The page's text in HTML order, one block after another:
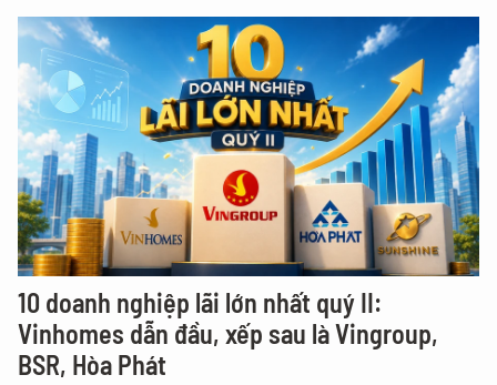
10 doanh nghiệp lãi lớn nhất quý II:
Vinhomes dẫn đầu, xếp sau là Vingroup,
BSR, Hòa Phát